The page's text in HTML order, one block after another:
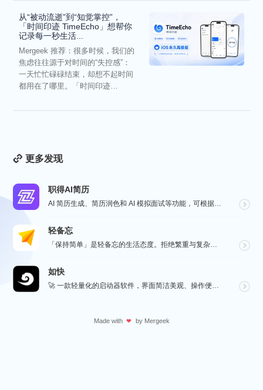
从“被动流逝”到“知觉掌控”，
「时间印迹 TimeEcho」想帮你
记录每一秒生活...
Mergeek 推荐：很多时候，我们的
焦虑往往源于对时间的“失控感”：
一天忙忙碌碌结束，却想不起时间
都用在了哪里。「时间印迹
更多发现
职得AI简历
AI 简历生成、简历润色和 AI 模拟面试等功能，可根据指定的求职岗位，一键快速生成高匹配的简历内容...
轻备忘
「保持简单」是轻备忘的生活态度。拒绝繁重与复杂，致力于快速记录与回顾，打造如轻风拂面、水过无痕的使用...
如快
🚀 一款轻量化的启动器软件，界面简洁美观、操作便捷，并且支持插件开发。支持全键盘操作。开发者目前处于...
Made with ❤ by Mergeek